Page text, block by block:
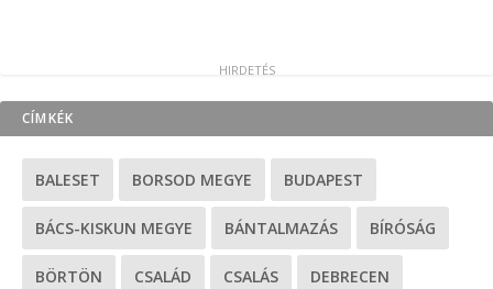
CÍMKÉK
BALESET BORSOD MEGYE BUDAPEST
BÁCS-KISKUN MEGYE BÁNTALMAZÁS BÍRÓSÁG
BÖRTÖN CSALÁD CSALÁS DEBRECEN